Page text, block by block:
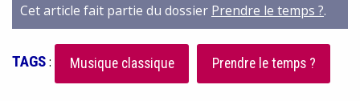
Cet article fait partie du dossier Prendre le temps ?.
TAGS: Musique classique Prendre le temps ?